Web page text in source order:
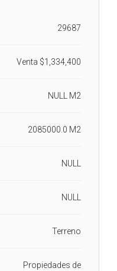
29687
Venta $1,334,400
NULL M2
2085000.0 M2
NULL
NULL
Terreno
Propiedades de